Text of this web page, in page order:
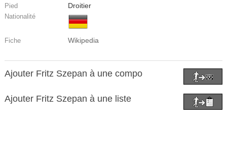
Pied Droitier
Nationalité
Fiche Wikipedia
Ajouter Fritz Szepan à une compo
Ajouter Fritz Szepan à une liste